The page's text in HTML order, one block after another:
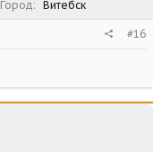
Город Витебск
#16